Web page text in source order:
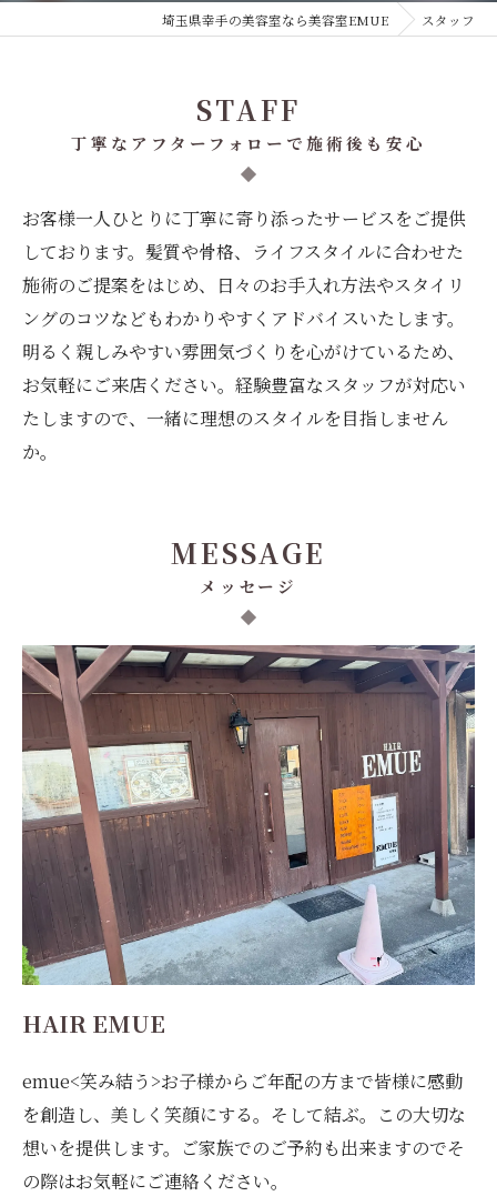
埼玉県幸手の美容室なら美容室EMUE スタッフ
丁寧なアフターフォローで施術後も安心
STAFF
お客様一人ひとりに丁寧に寄り添ったサービスをご提供
しております。髪質や骨格、ライフスタイルに合わせた
施術のご提案をはじめ、日々のお手入れ方法やスタイリ
ングのコツなどもわかりやすくアドバイスいたします。
明るく親しみやすい雰囲気づくりを心がけているため、
お気軽にご来店ください。経験豊富なスタッフが対応い
たしますので、一緒に理想のスタイルを目指しません
か。
メッセージ
MESSAGE
HAIR EMUE
emue<笑み結う>お子様からご年配の方まで皆様に感動
を創造し、美しく笑顔にする。そして結ぶ。この大切な
想いを提供します。ご家族でのご予約も出来ますのでそ
の際はお気軽にご連絡ください。